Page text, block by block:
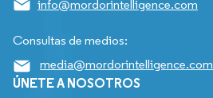
info@mordorintelligence.com
Consultas de medios:
media@mordorintelligence.com
ÚNETE A NOSOTROS